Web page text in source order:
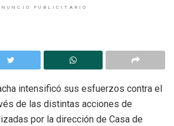
PUBLICITARIO
intensificó sus esfuerzos contra el
de las distintas acciones de
por la dirección de Casa de